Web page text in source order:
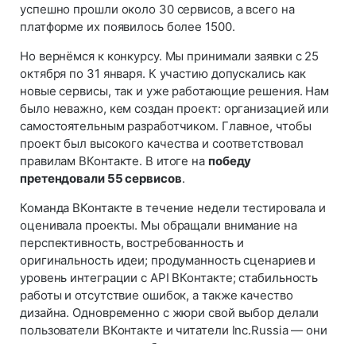
успешно прошли около 30 сервисов, а всего на
платформе их появилось более 1500.
Но вернёмся к конкурсу. Мы принимали заявки с 25
октября по 31 января. К участию допускались как
новые сервисы, так и уже работающие решения. Нам
было неважно, кем создан проект: организацией или
самостоятельным разработчиком. Главное, чтобы
проект был высокого качества и соответствовал
правилам ВКонтакте. В итоге на победу
претендовали 55 сервисов.
Команда ВКонтакте в течение недели тестировала и
оценивала проекты. Мы обращали внимание на
перспективность, востребованность и
оригинальность идеи; продуманность сценариев и
уровень интеграции с API ВКонтакте; стабильность
работы и отсутствие ошибок, а также качество
дизайна. Одновременно с жюри свой выбор делали
пользователи ВКонтакте и читатели Inc.Russia — они